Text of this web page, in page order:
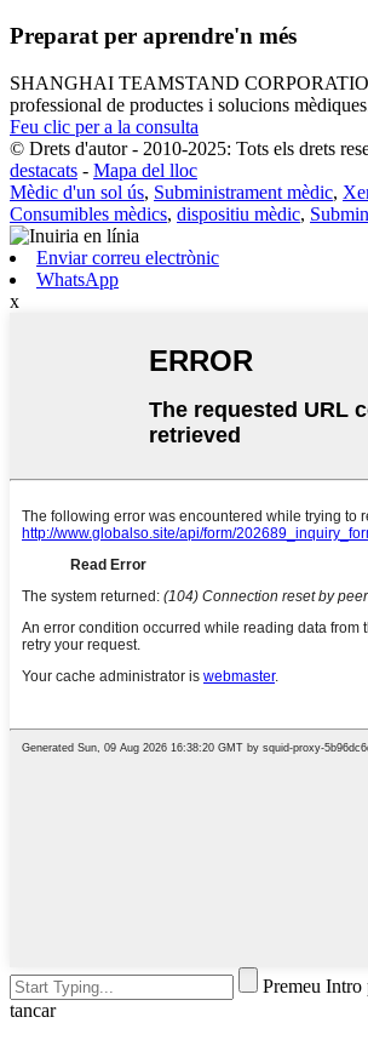
Preparat per aprendre'n més
SHANGHAI TEAMSTAND
professional de productes i solucions
Feu clic per a la consulta
© Drets d'autor - 2010-2025: Tots els drets
destacats - Mapa del lloc
Mèdic d'un sol ús, Subministrament mèdic,
Consumibles mèdics, dispositiu mèdic,
Enviar correu electrònic
WhatsApp
x
Premeu Intro
tancar